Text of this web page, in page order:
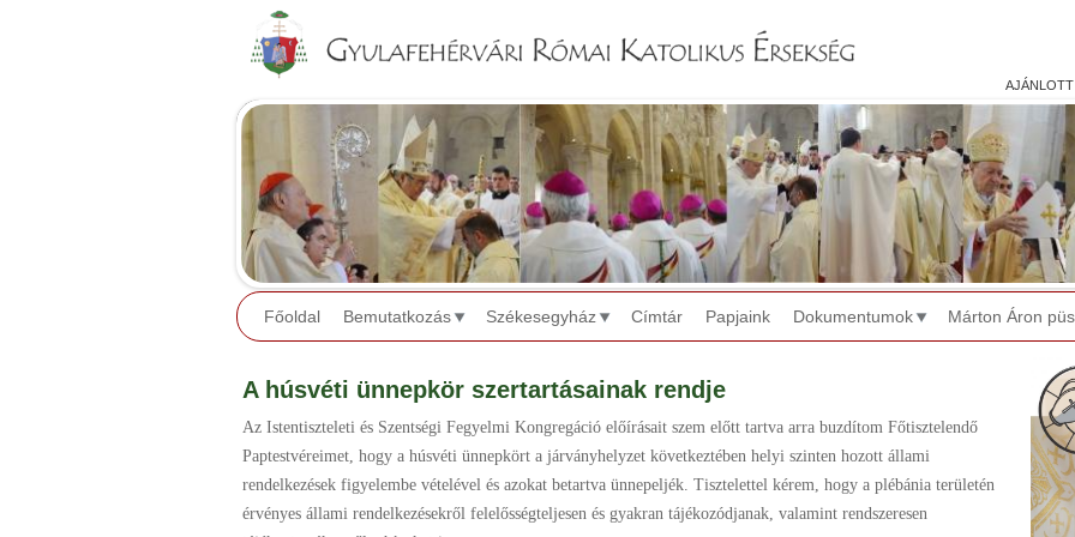
ajánlott
Főoldal Bemutatkozás Székesegyház Címtár Papjaink Dokumentumok Márton Áron
A húsvéti ünnepkör szertartásainak rendje
Az Istentiszteleti és Szentségi Fegyelmi Kongregáció előírásait szem előtt tartva arra buzdítom Főtisztelendő
Paptestvéreimet, hogy a húsvéti ünnepkört a járványhelyzet következtében helyi szinten hozott állami
rendelkezések figyelembe vételével és azokat betartva ünnepeljék. Tisztelettel kérem, hogy a plébánia területén
érvényes állami rendelkezésekről felelősségteljesen és gyakran tájékozódjanak, valamint rendszeresen